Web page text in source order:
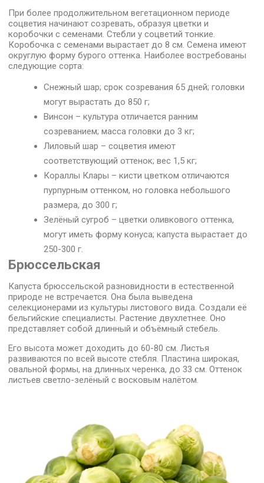
При более продолжительном вегетационном периоде
соцветия начинают созревать, образуя цветки и
коробочки с семенами. Стебли у соцветий тонкие.
Коробочка с семенами вырастает до 8 см. Семена имеют
округлую форму бурого оттенка. Наиболее востребованы
следующие сорта:
Снежный шар; срок созревания 65 дней; головки
могут вырастать до 850 г;
Винсон – культура отличается ранним
созреванием; масса головки до 3 кг;
Лиловый шар – соцветия имеют
соответствующий оттенок; вес 1,5 кг;
Кораллы Клары – кисти цветком отличаются
пурпурным оттенком, но головка небольшого
размера, до 300 г;
Зелёный сугроб – цветки оливкового оттенка,
могут иметь форму конуса; капуста вырастает до
250-300 г.
Брюссельская
Капуста брюссельской разновидности в естественной
природе не встречается. Она была выведена
селекционерами из культуры листового вида. Создали её
бельгийские специалисты. Растение двухлетнее. Оно
представляет собой длинный и объёмный стебель.
Его высота может доходить до 60-80 см. Листья
развиваются по всей высоте стебля. Пластина широкая,
овальной формы, на длинных черенка, до 33 см. Оттенок
листьев светло-зелёный с восковым налётом.